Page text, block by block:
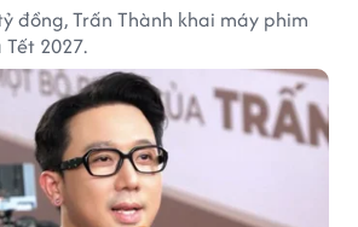
đồng, Trấn Thành khai máy phim
2027.